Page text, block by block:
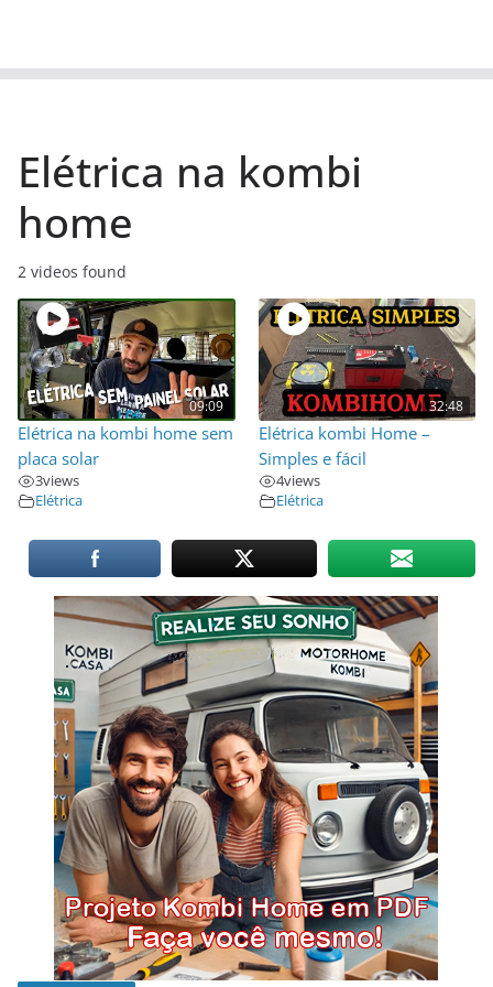
Elétrica na kombi
home
2 videos found
09:09
Elétrica na kombi home sem
placa solar
3views
Elétrica
32:48
Elétrica kombi Home –
Simples e fácil
4views
Elétrica